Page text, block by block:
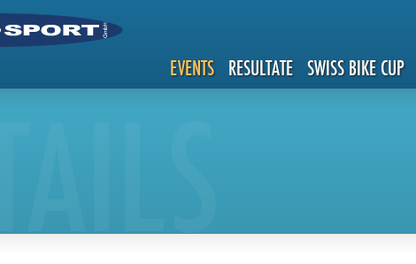
EVENTS RESULTATE SWISS BIKE CUP